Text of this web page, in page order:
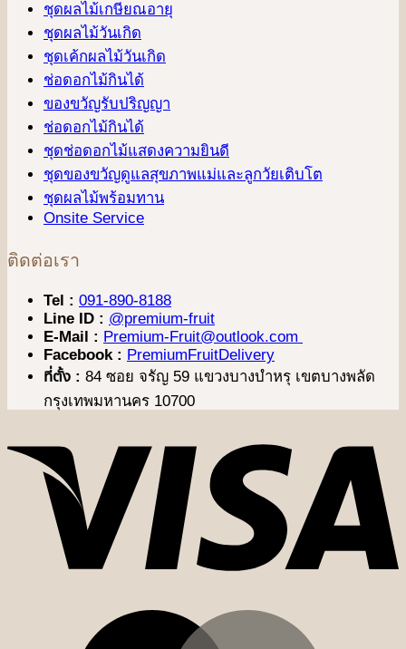
ชุดผลไม้เกษียณอายุ
ชุดผลไม้วันเกิด
ชุดเค้กผลไม้วันเกิด
ช่อดอกไม้กินได้
ของขวัญรับปริญญา
ช่อดอกไม้กินได้
ชุดช่อดอกไม้แสดงความยินดี
ชุดของขวัญดูแลสุขภาพแม่และลูกวัยเติบโต
ชุดผลไม้พร้อมทาน
Onsite Service
ติดต่อเรา
Tel : 091-890-8188
Line ID : @premium-fruit
E-Mail : Premium-Fruit@outlook.com
Facebook : PremiumFruitDelivery
ที่ตั้ง : 84 ซอย จรัญ 59 แขวงบางบำหรุ เขตบางพลัด
กรุงเทพมหานคร 10700